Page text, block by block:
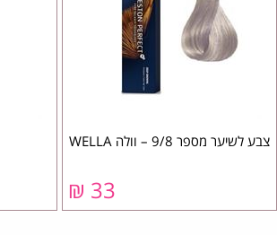
צבע לשיער מספר 9/8 – וולה WELLA
33 ₪